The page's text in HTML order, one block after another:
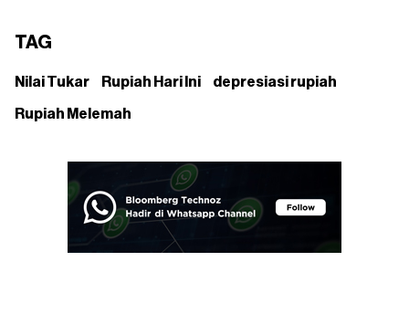
TAG
Nilai Tukar Rupiah Hari Ini depresiasi rupiah
Rupiah Melemah